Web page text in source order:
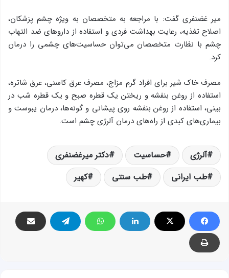
میر غضنفری گفت: با مراجعه به متخصصان به ویژه چشم پزشکان،
اصلاح تغذیه، رعایت بهداشت فردی و استفاده از داروهای ضد التهاب
چشم با نظارت متخصصان می‌توان حساسیت‌های چشمی را درمان
کرد.
مصرف خاک شیر برای افراد گرم مزاج، مصرف عرق کاسنی، عرق شاتره،
استفاده از روغن بنفشه و ریختن یک قطره صبح و یک قطره شب در
بینی، استفاده از روغن بنفشه روی پیشانی و گونه‌ها، درمان یبوست و
بیماری‌های کبدی از راه‌های درمان آلرژی چشم است.
آلرژی حساسیت
دکتر میرغضنفری
طب ایرانی
طب سنتی کهیر